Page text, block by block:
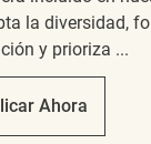
la diversidad,
y prioriza ...
Time Merchandising
Ahora
Part-Time